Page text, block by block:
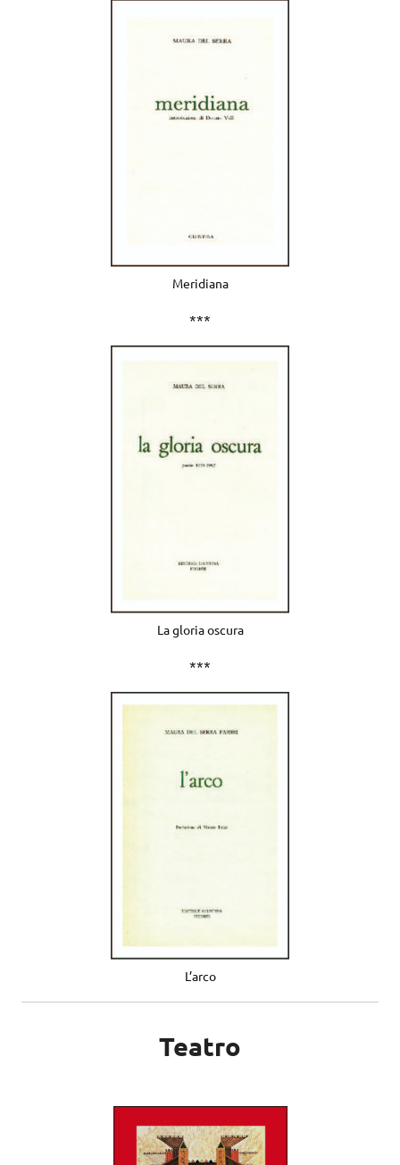
Meridiana
***
La gloria oscura
***
L’arco
Teatro